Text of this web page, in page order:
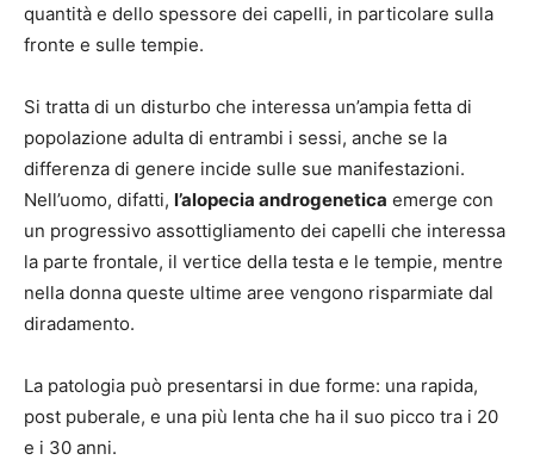
quantità e dello spessore dei capelli, in particolare sulla
fronte e sulle tempie.
Si tratta di un disturbo che interessa un’ampia fetta di
popolazione adulta di entrambi i sessi, anche se la
differenza di genere incide sulle sue manifestazioni.
Nell’uomo, difatti, l’alopecia androgenetica emerge con
un progressivo assottigliamento dei capelli che interessa
la parte frontale, il vertice della testa e le tempie, mentre
nella donna queste ultime aree vengono risparmiate dal
diradamento.
La patologia può presentarsi in due forme: una rapida,
post puberale, e una più lenta che ha il suo picco tra i 20
e i 30 anni.